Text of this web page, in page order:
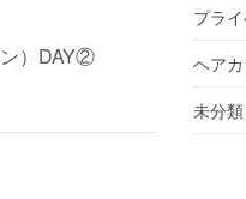
）DAY②
プラ
ヘア
未分類